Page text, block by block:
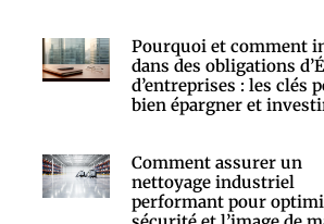
Pourquoi et comment
dans des obligations
d’entreprises : les clés
bien épargner et
Comment assurer un
nettoyage industriel
performant pour